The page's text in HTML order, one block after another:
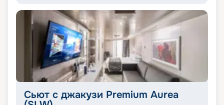
Сьют с джакузи Premium Aurea